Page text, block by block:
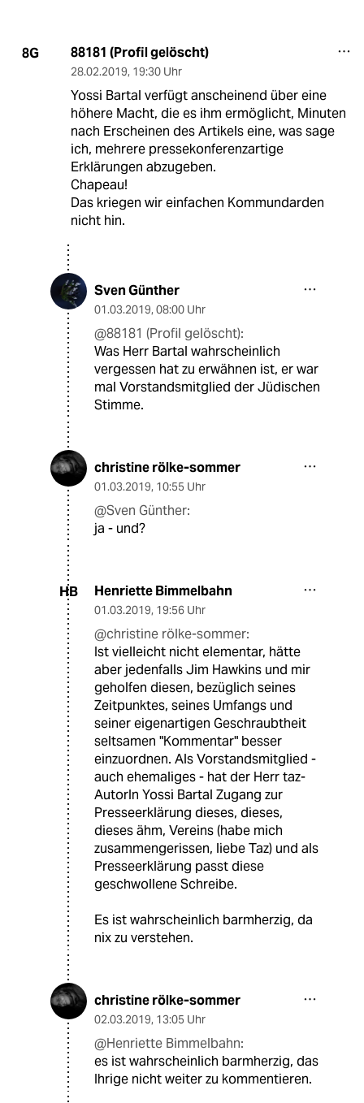
8G 88181 (Profil gelöscht)
28.02.2019, 19:30 Uhr
Yossi Bartal verfügt anscheinend über eine
höhere Macht, die es ihm ermöglicht, Minuten
nach Erscheinen des Artikels eine, was sage
ich, mehrere pressekonferenzartige
Erklärungen abzugeben.
Chapeau!
Das kriegen wir einfachen Kommundarden
nicht hin.
Sven Günther
01.03.2019, 08:00 Uhr
@88181 (Profil gelöscht):
Was Herr Bartal wahrscheinlich
vergessen hat zu erwähnen ist, er war
mal Vorstandsmitglied der Jüdischen
Stimme.
christine rölke-sommer
01.03.2019, 10:55 Uhr
@Sven Günther:
ja - und?
HB Henriette Bimmelbahn
01.03.2019, 19:56 Uhr
@christine rölke-sommer:
Ist vielleicht nicht elementar, hätte
aber jedenfalls Jim Hawkins und mir
geholfen diesen, bezüglich seines
Zeitpunktes, seines Umfangs und
seiner eigenartigen Geschraubtheit
seltsamen "Kommentar" besser
einzuordnen. Als Vorstandsmitglied -
auch ehemaliges - hat der Herr taz-
AutorIn Yossi Bartal Zugang zur
Presseerklärung dieses, dieses,
dieses ähm, Vereins (habe mich
zusammengerissen, liebe Taz) und als
Presseerklärung passt diese
geschwollene Schreibe.
Es ist wahrscheinlich barmherzig, da
nix zu verstehen.
christine rölke-sommer
02.03.2019, 13:05 Uhr
@Henriette Bimmelbahn:
es ist wahrscheinlich barmherzig, das
Ihrige nicht weiter zu kommentieren.